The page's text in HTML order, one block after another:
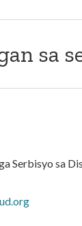
sa
Serbisyo sa